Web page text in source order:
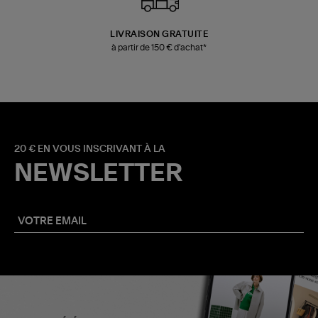
LIVRAISON GRATUITE
à partir de 150 € d'achat*
20 € EN VOUS INSCRIVANT À LA
NEWSLETTER